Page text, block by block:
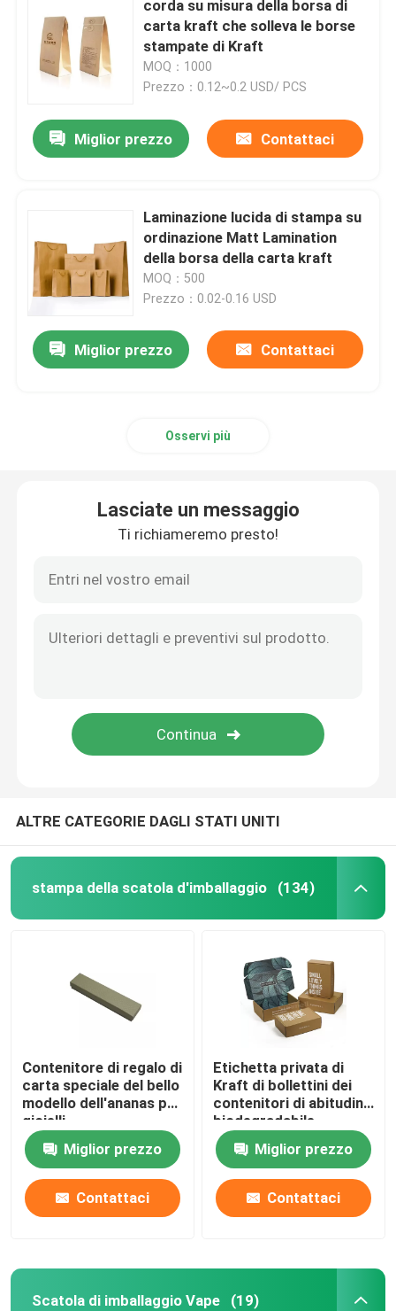
Imballaggio del regalo del contenitore di orologio
Contenitore d'imballaggio di carta kraft
Borsa della carta kraft
Borse di carta riciclabili del regalo
Scatola di cartone con cerniera
corda su misura della borsa di
carta kraft che solleva le borse
stampate di Kraft
MOQ：1000
Prezzo：0.12~0.2 USD/ PCS
Miglior prezzo Contattaci
Laminazione lucida di stampa su
ordinazione Matt Lamination
della borsa della carta kraft
MOQ：500
Prezzo：0.02-0.16 USD
Miglior prezzo Contattaci
Osservi più
Lasciate un messaggio
Ti richiameremo presto!
ALTRE CATEGORIE DAGLI STATI UNITI
stampa della scatola d'imballaggio (134)
Contenitore di regalo di
carta speciale del bello
modello dell'ananas per
gioielli
Miglior prezzo
Contattaci
Etichetta privata di
Kraft di bollettini dei
contenitori di abitudine
biodegradabile
dell'OEM
Miglior prezzo
Contattaci
Scatola di imballaggio Vape (19)